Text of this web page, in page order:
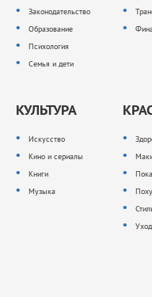
Законодательство
Образование
Психология
Семья и дети
КУЛЬТУРА
Искусство
Кино и сериалы
Книги
Музыка
Уход